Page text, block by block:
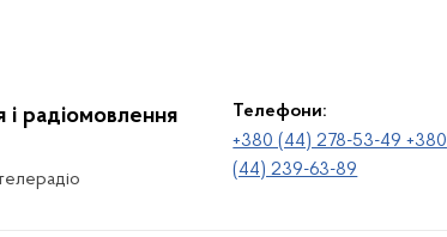
радіомовлення
Телефони:
+380 (44) 278-53-49 +380
(44) 239-63-89